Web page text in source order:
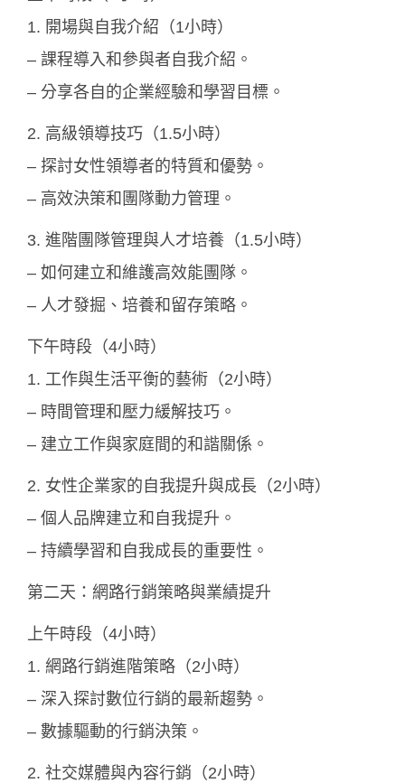
1. 開場與自我介紹（1小時）
– 課程導入和參與者自我介紹。
– 分享各自的企業經驗和學習目標。
2. 高級領導技巧（1.5小時）
– 探討女性領導者的特質和優勢。
– 高效決策和團隊動力管理。
3. 進階團隊管理與人才培養（1.5小時）
– 如何建立和維護高效能團隊。
– 人才發掘、培養和留存策略。
下午時段（4小時）
1. 工作與生活平衡的藝術（2小時）
– 時間管理和壓力緩解技巧。
– 建立工作與家庭間的和諧關係。
2. 女性企業家的自我提升與成長（2小時）
– 個人品牌建立和自我提升。
– 持續學習和自我成長的重要性。
第二天：網路行銷策略與業績提升
上午時段（4小時）
1. 網路行銷進階策略（2小時）
– 深入探討數位行銷的最新趨勢。
– 數據驅動的行銷決策。
2. 社交媒體與內容行銷（2小時）